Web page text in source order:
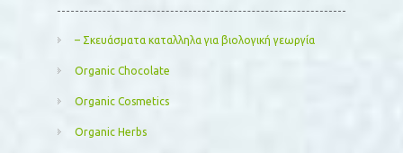
– Σκευάσματα καταλληλα για βιολογική γεωργία
Organic Chocolate
Organic Cosmetics
Organic Herbs